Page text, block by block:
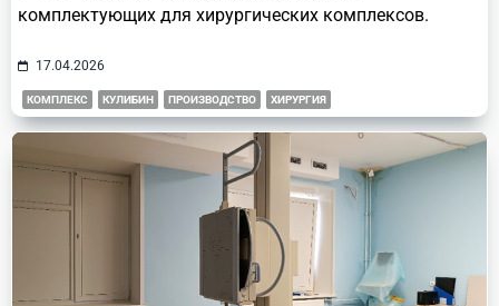
комплектующих для хирургических комплексов.
17.04.2026
КОМПЛЕКС КУЛИБИН ПРОИЗВОДСТВО ХИРУРГИЯ